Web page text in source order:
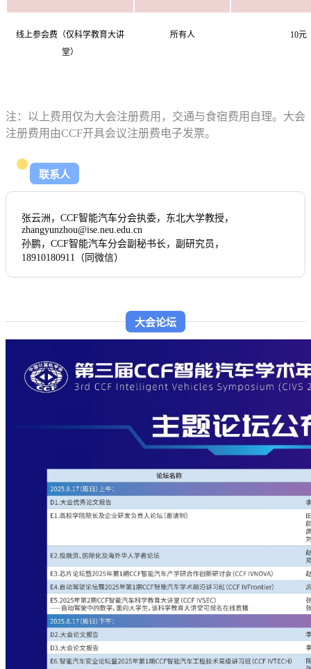
线上参会费（仅科学教育大讲
堂）
所有人 10元
注：以上费用仅为大会注册费用，交通与食宿费用自理。大会
注册费用由CCF开具会议注册费电子发票。
联系人
张云洲，CCF智能汽车分会执委，东北大学教授，
zhangyunzhou@ise.neu.edu.cn
孙鹏，CCF智能汽车分会副秘书长，副研究员，
18910180911（同微信）
大会论坛